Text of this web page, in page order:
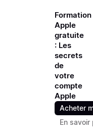
Formation
Apple
gratuite
: Les
secrets
de
votre
compte
Apple
Acheter
En savoir